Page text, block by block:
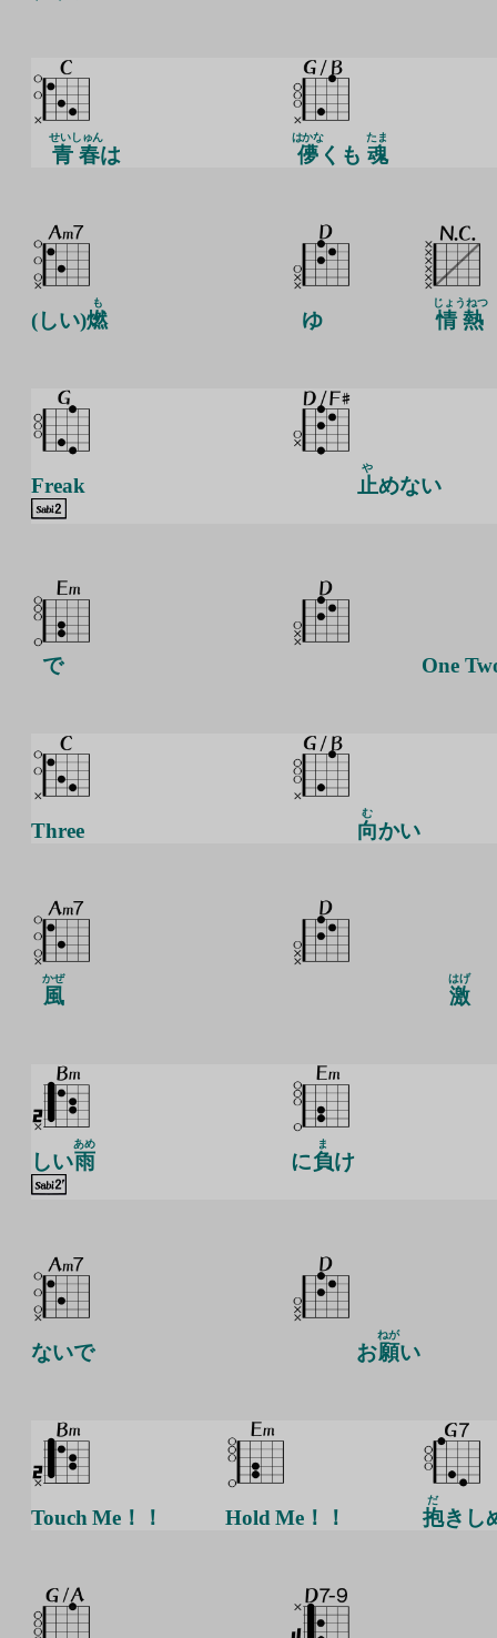
青春
せいしゅん
は 儚
はかな
くも 魂
たま
(しい)燃
も
ゆ 情熱
じょうねつ
Freak 止
や
めない
で One
Three 向
む
かい
風
かぜ
激
はげ
しい雨
あめ
に負
ま
け
ないで お願
ねが
い
Touch Me！！ Hold Me！！ 抱
だ
きし